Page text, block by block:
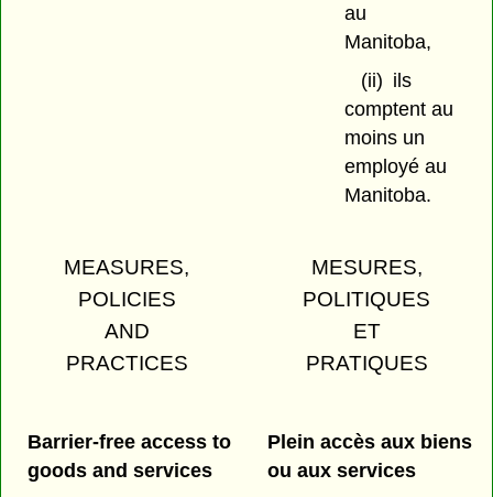
au
Manitoba,
(ii) ils
comptent au
moins un
employé au
Manitoba.
MEASURES,
POLICIES
AND
PRACTICES
MESURES,
POLITIQUES
ET
PRATIQUES
Barrier-free access to
goods and services
Plein accès aux biens
ou aux services